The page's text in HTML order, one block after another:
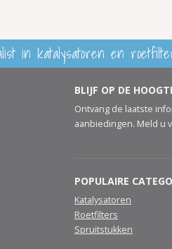
in katalysatoren en
BLIJF OP DE
Ontvang de laatste
aanbiedingen. Meld u
POPULAIRE
Katalysatoren
Roetfilters
Spruitstukken